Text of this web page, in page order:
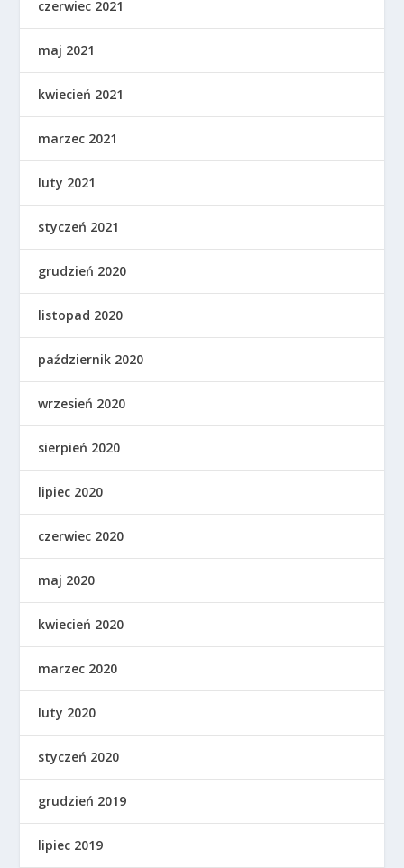
czerwiec 2021
maj 2021
kwiecień 2021
marzec 2021
luty 2021
styczeń 2021
grudzień 2020
listopad 2020
październik 2020
wrzesień 2020
sierpień 2020
lipiec 2020
czerwiec 2020
maj 2020
kwiecień 2020
marzec 2020
luty 2020
styczeń 2020
grudzień 2019
lipiec 2019